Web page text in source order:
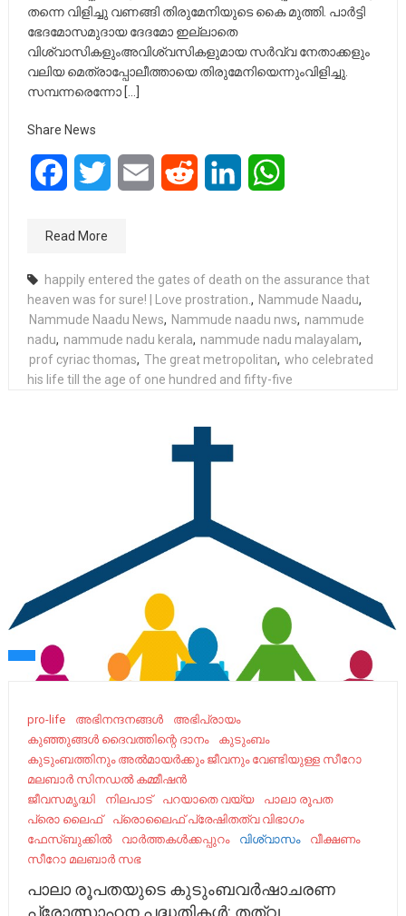
തന്നെ വിളിച്ചു വണങ്ങി തിരുമേനിയുടെ കൈ മുത്തി. പാർട്ടി
ഭേദമോസമുദായ ദേദമോ ഇല്ലാതെ
വിശ്വാസികളുംഅവിശ്വസികളുമായ സർവ്വ നേതാക്കളും
വലിയ മെത്രാപ്പോലീത്തായെ തിരുമേനിയെന്നുംവിളിച്ചു.
സമ്പന്നരെന്നോ […]
Share News
FacebookTwitter Email Reddit LinkedIn
Read More
happily entered the gates of death on the assurance that
heaven was for sure! | Love prostration., Nammude Naadu,
Nammude Naadu News, Nammude naadu nws, nammude
nadu, nammude nadu kerala, nammude nadu malayalam,
prof cyriac thomas, The great metropolitan, who celebrated
his life till the age of one hundred and fifty-five
pro-life അഭിനന്ദനങ്ങൾ
അഭിപ്രായം
കുഞ്ഞുങ്ങൾ ദൈവത്തിന്റെ ദാനം
കുടുംബം
കുടുംബത്തിനും അൽമായർക്കും ജീവനും വേണ്ടിയുള്ള സീറോ
മലബാർ സിനഡൽ കമ്മീഷൻ
ജീവസമൃദ്ധി
നിലപാട് പറയാതെ വയ്യ
പാലാ രൂപത
പ്രൊ ലൈഫ്
പ്രൊലൈഫ്‌ പ്രേഷിതത്വ വിഭാഗം
ഫേസ്ബുക്കിൽ
വാർത്തകൾക്കപ്പുറം വിശ്വാസം
വീക്ഷണം
സീറോ മലബാര്‍ സഭ
പാലാ രൂപതയുടെ കുടുംബവർഷാചരണ
പ്രോത്സാഹന പദ്ധതികൾ: തത്വ